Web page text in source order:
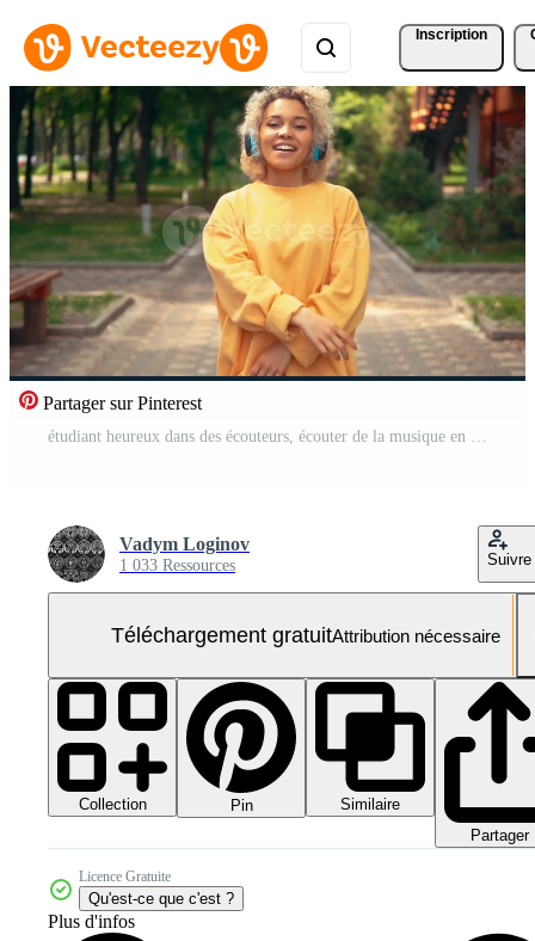
Inscription
Partager sur Pinterest
étudiant heureux dans des écouteurs, écouter de la musique en plein air Vidéo Gratuite
Vadym Loginov
1 033 Ressources Suivre
Téléchargement gratuitAttribution nécessaire
Collection Pin
Similaire
Partager
Licence Gratuite
Qu'est-ce que c'est ?
Plus d'infos